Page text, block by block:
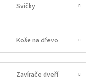
Svíčky
Koše na dřevo
Zavírače dveří